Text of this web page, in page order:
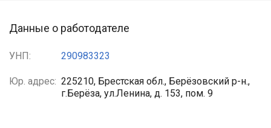
Данные о работодателе
УНП: 290983323
Юр. адрес: 225210, Брестская обл., Берёзовский р-н.,
г.Берёза, ул.Ленина, д. 153, пом. 9